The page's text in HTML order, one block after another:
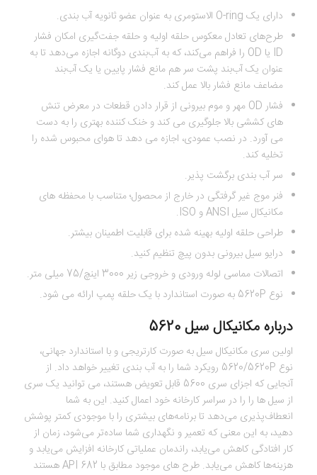
دارای یک O-ring الاستومری به عنوان عضو ثانویه آب بندی.
طرح‌های تعادل معکوس حلقه اولیه و حلقه جفت‌گیری امکان فشار
ID یا OD را فراهم می‌کند، که به آب‌بندی دوگانه اجازه می‌دهد تا به
عنوان یک آب‌بند پشت سر هم مانع فشار پایین یا یک آب‌بند
مضاعف مانع فشار بالا عمل کند.
فشار OD مهر و موم بیرونی از قرار دادن قطعات در معرض تنش
های کششی بالا جلوگیری می کند و خنک کننده بهتری را به دست
می آورد. در نصب عمودی، اجازه می دهد تا هوای محبوس شده را
تخلیه کند.
سر آب بندی برگشت پذیر.
فنر موج غیر گرفتگی در خارج از محصول؛ متناسب با محفظه های
مکانیکال سیل ANSI و ISO.
طراحی حلقه اولیه بهینه شده برای قابلیت اطمینان بیشتر.
درایو سیل بیرونی بدون پیچ تنظیم کنید.
اتصالات مماسی لوله ورودی و خروجی زیر 3000 اینچ/75 میلی متر.
نوع 5620P به صورت استاندارد با یک حلقه پمپ ارائه می شود.
درباره مکانیکال سیل 5620
اولین سری مکانیکال سیل به صورت کارتریجی و با استاندارد جهانی،
نوع 5620/5620P رویکرد شما را به آب بندی تغییر خواهد داد. از
آنجایی که اجزای سری 5600 قابل تعویض هستند، می توانید یک سری
از سیل ها را را در سراسر کارخانه خود اعمال کنید. این به شما
انعطاف‌پذیری می‌دهد تا برنامه‌های بیشتری را با موجودی کمتر پوشش
دهید، به این معنی که تعمیر و نگهداری شما ساده‌تر می‌شود، زمان از
کار افتادگی کاهش می‌یابد، راندمان عملیاتی کارخانه افزایش می‌یابد و
هزینه‌ها کاهش می‌یابد. طرح های موجود مطابق با API 682 هستند